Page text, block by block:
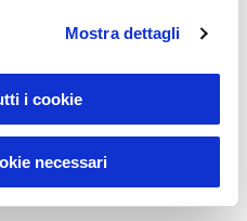
Mostra dettagli
i cookie
necessari
10,000€